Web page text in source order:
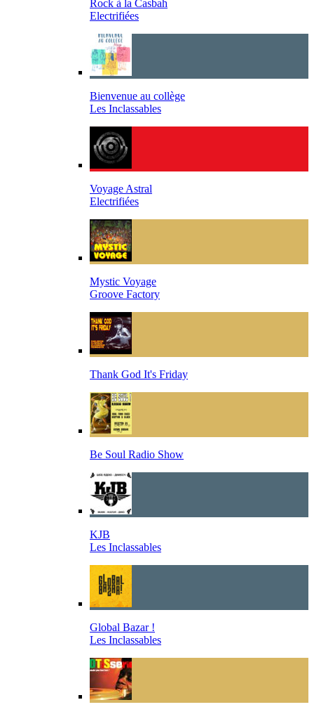
Rock à la Casbah
Electrifiées
Bienvenue au collège
Les Inclassables
Voyage Astral
Electrifiées
Mystic Voyage
Groove Factory
Thank God It's Friday
Be Soul Radio Show
KJB
Les Inclassables
Global Bazar !
Les Inclassables